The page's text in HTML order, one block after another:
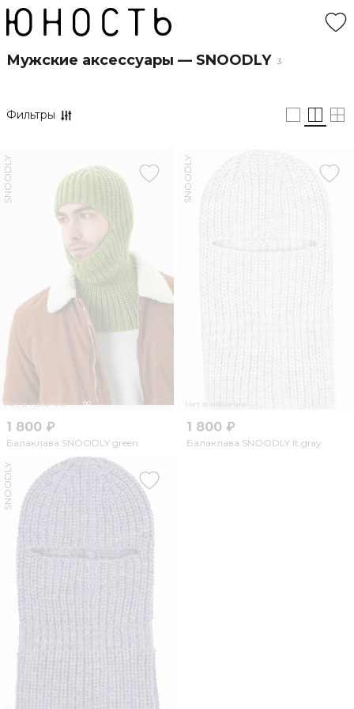
Мужские аксессуары — SNOODLY 3
Фильтры
Нет в наличии
SNOODLY
1 800 ₽
Балаклава SNOODLY green
Нет в наличии
SNOODLY
1 800 ₽
Балаклава SNOODLY lt.gray
SNOODLY